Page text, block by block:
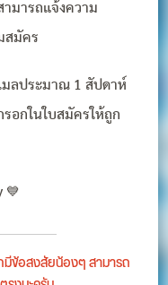
มารถแจ้งความ
สมัคร
มลประมาณ 1 สัปดาห์
อกในใบสมัครให้ถูก
💙
มีข้อสงสัยน้องๆ สามารถ